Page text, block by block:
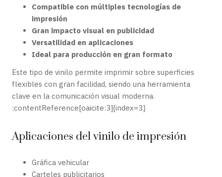
Compatible con múltiples tecnologías de
impresión
Gran impacto visual en publicidad
Versatilidad en aplicaciones
Ideal para producción en gran formato
Este tipo de vinilo permite imprimir sobre superficies
flexibles con gran facilidad, siendo una herramienta
clave en la comunicación visual moderna.
:contentReference[oaicite:3]{index=3}
Aplicaciones del vinilo de impresión
Gráfica vehicular
Carteles publicitarios